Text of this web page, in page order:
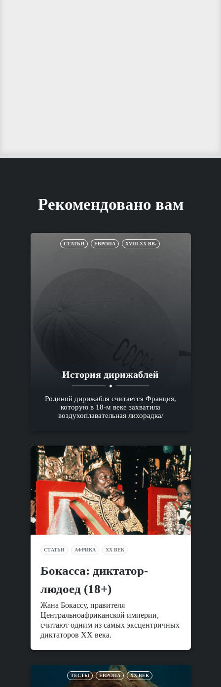
Рекомендовано вам
СТАТЬИ ЕВРОПА XVIII-XX ВВ.
История дирижаблей
Родиной дирижабля считается Франция,
которую в 18-м веке захватила
воздухоплавательная лихорадка/
СТАТЬИ АФРИКА XX ВЕК
Бокасса: диктатор-
людоед (18+)
Жана Бокассу, правителя
Центральноафриканской империи,
считают одним из самых эксцентричных
диктаторов XX века.
ТЕСТЫ ЕВРОПА XX ВЕК